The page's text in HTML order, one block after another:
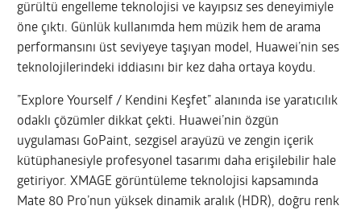
gürültü engelleme teknolojisi ve kayıpsız ses deneyimiyle
öne çıktı. Günlük kullanımda hem müzik hem de arama
performansını üst seviyeye taşıyan model, Huawei’nin ses
teknolojilerindeki iddiasını bir kez daha ortaya koydu.
”Explore Yourself / Kendini Keşfet” alanında ise yaratıcılık
odaklı çözümler dikkat çekti. Huawei’nin özgün
uygulaması GoPaint, sezgisel arayüzü ve zengin içerik
kütüphanesiyle profesyonel tasarımı daha erişilebilir hale
getiriyor. XMAGE görüntüleme teknolojisi kapsamında
Mate 80 Pro’nun yüksek dinamik aralık (HDR), doğru renk